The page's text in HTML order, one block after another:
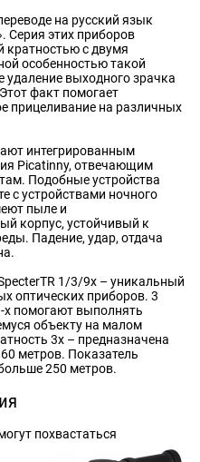
на русский язык
Серия этих приборов
кратностью с двумя
особенностью такой
удаление выходного зрачка
факт помогает
прицеливание на различных
интегрированным
Picatinny, отвечающим
Подобные устройства
с устройствами ночного
пыле и
корпус, устойчивый к
Падение, удар, отдача
1/3/9x – уникальный
оптических приборов. 3
х помогают выполнять
объекту на малом
3х – предназначена
метров. Показатель
250 метров.
похвастаться